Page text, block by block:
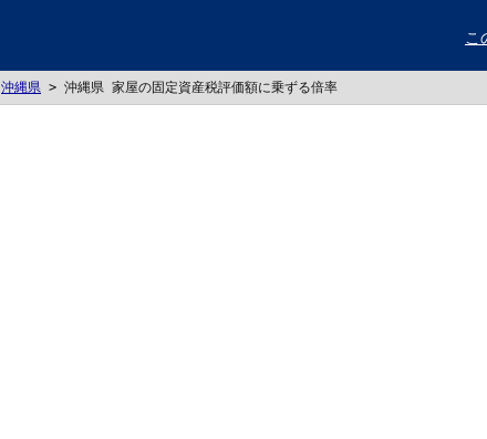
こ
沖縄県 > 沖縄県 家屋の固定資産税評価額に乗ずる倍率